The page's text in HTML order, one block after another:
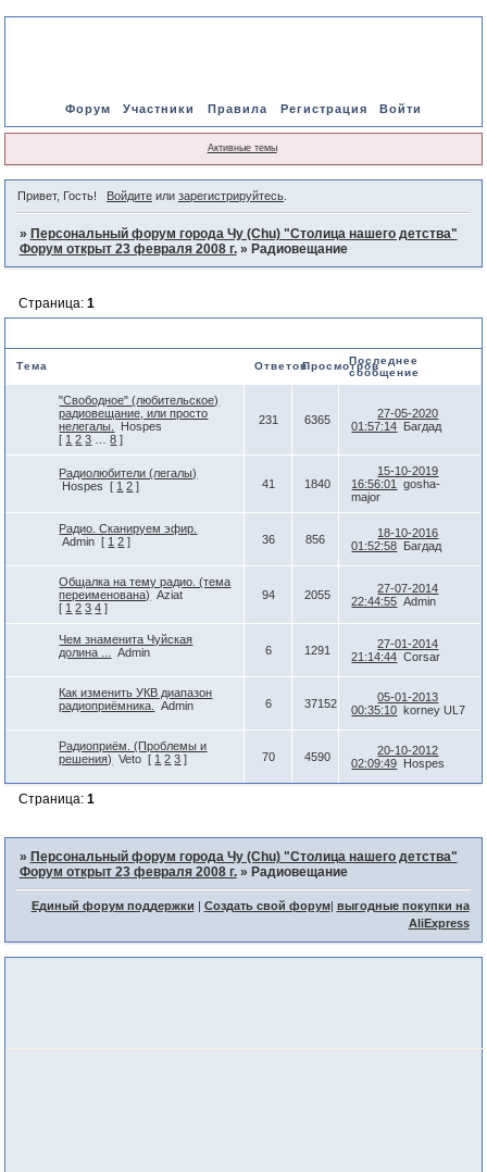
Форум Участники Правила Регистрация Войти
Активные темы
Привет, Гость! Войдитеили зарегистрируйтесь.
» Персональный форум города Чу (Chu) "Столица нашего детства"
Форум открыт 23 февраля 2008 г. » Радиовещание
Страница: 1
Тема ОтветовПросмотровПоследнее
сообщение
"Свободное" (любительское)
радиовещание, или просто
нелегалы.
Hospes
[ 1 2 3 … 8 ]
231 6365
27-05-2020
01:57:14
Багдад
Радиолюбители (легалы)
Hospes
[ 1 2 ] 41 1840
15-10-2019
16:56:01 gosha-
major
Радио. Сканируем эфир.
Admin [ 1 2 ] 36 856
18-10-2016
01:52:58
Багдад
Общалка на тему радио. (тема
переименована)
Aziat
[ 1 2 3 4 ]
94 2055
27-07-2014
22:44:55 Admin
Чем знаменита Чуйская
долина ...
Admin 6 1291
27-01-2014
21:14:44 Corsar
Как изменить УКВ диапазон
радиоприёмника.
Admin 6 37152
05-01-2013
00:35:10 korney UL7
Радиоприём. (Проблемы и
решения)
Veto [ 1 2 3 ] 70 4590
20-10-2012
02:09:49
Hospes
Страница: 1
» Персональный форум города Чу (Chu) "Столица нашего детства"
Форум открыт 23 февраля 2008 г. » Радиовещание
Единый форум поддержки Создать свой форум| выгодные покупки на
AliExpress